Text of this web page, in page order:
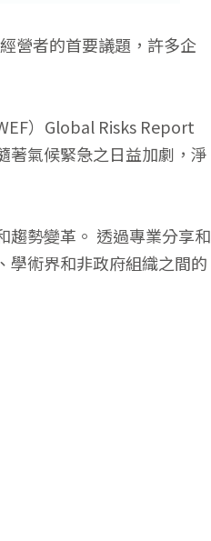
營者的首要議題，許多企
）Global Risks Report
著氣候緊急之日益加劇，淨
趨勢變革。 透過專業分享和
學術界和非政府組織之間的